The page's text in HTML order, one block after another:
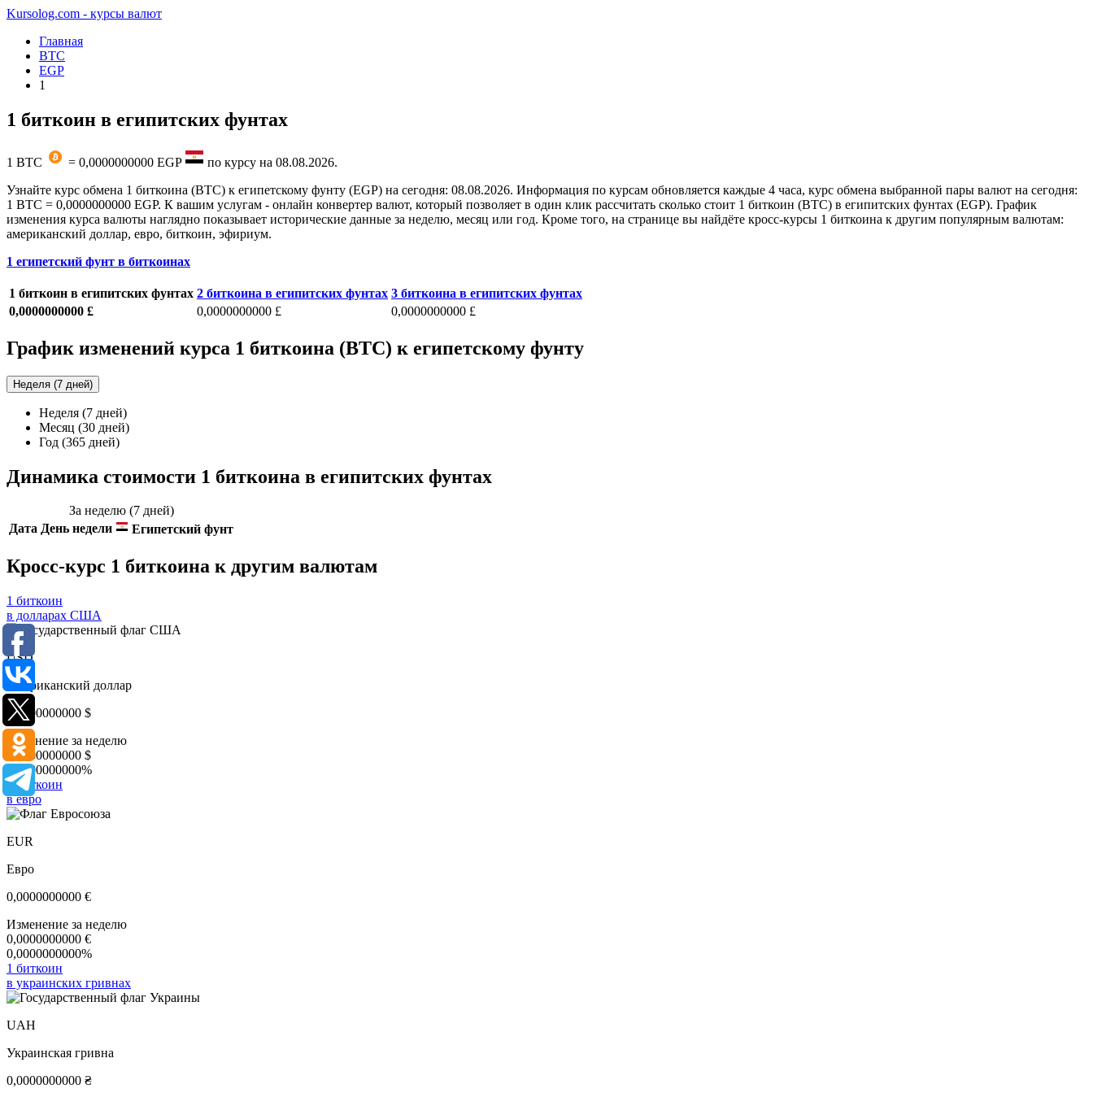
Kursolog.com - курсы валют
Главная
BTC
EGP
1
1 биткоин в египитских фунтах
1 BTC = 0,0000000000 EGP по курсу на 08.08.2026.
Узнайте курс обмена 1 биткоина (BTC) к египетскому фунту (EGP) на сегодня: 08.08.2026. Информация по курсам обновляется каждые 4 часа, курс обмена выбранной пары валют на сегодня:
1 BTC = 0,0000000000 EGP. К вашим услугам - онлайн конвертер валют, который позволяет в один клик рассчитать сколько стоит 1 биткоин (BTC) в египитских фунтах (EGP). График
изменения курса валюты наглядно показывает исторические данные за неделю, месяц или год. Кроме того, на странице вы найдёте кросс-курсы 1 биткоина к другим популярным валютам:
американский доллар, евро, биткоин, эфириум.
1 египетский фунт в биткоинах
1 биткоин в египитских фунтах 2 биткоина в египитских фунтах 3 биткоина в египитских фунтах
0,0000000000 £
0,0000000000 £ 0,0000000000 £
График изменений курса 1 биткоина (BTC) к египетскому фунту
Неделя (7 дней)
Неделя (7 дней)
Месяц (30 дней)
Год (365 дней)
Динамика стоимости 1 биткоина в египитских фунтах
За неделю (7 дней)
Дата День недели Египетский фунт
Кросс-курс 1 биткоина к другим валютам
1 биткоин
в долларах США
USD
Американский доллар
0,0000000000 $
Изменение за неделю
0,0000000000 $
0,0000000000%
1 биткоин
в евро
EUR
Евро
0,0000000000 €
Изменение за неделю
0,0000000000 €
0,0000000000%
1 биткоин
в украинских гривнах
UAH
Украинская гривна
0,0000000000 ₴